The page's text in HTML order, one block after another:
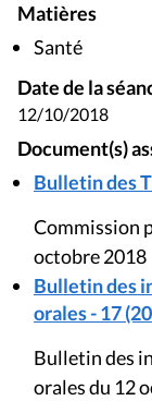
Matières
Santé
Date de la
12/10/2018
Document(s)
Bulletin des
Commission
octobre 2018
Bulletin des
orales - 17
Bulletin des
orales du 12